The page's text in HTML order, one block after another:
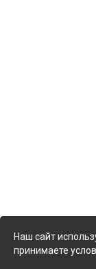
Наш сайт
принимаете